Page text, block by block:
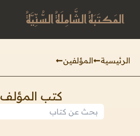
المَكتَبَةُ الشَّامِلَةُ السُّنِّيَّةُ
الرئيسية المؤلفين
كتب المؤلف